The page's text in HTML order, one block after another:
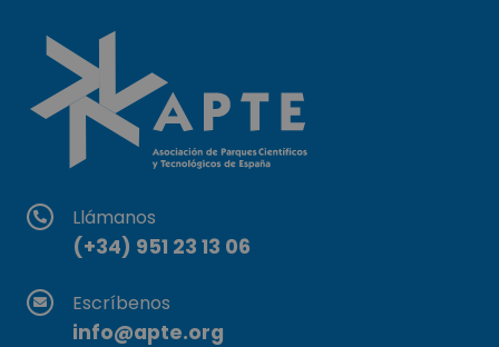
Llámanos
(+34) 951 23 13 06
Escríbenos
info@apte.org